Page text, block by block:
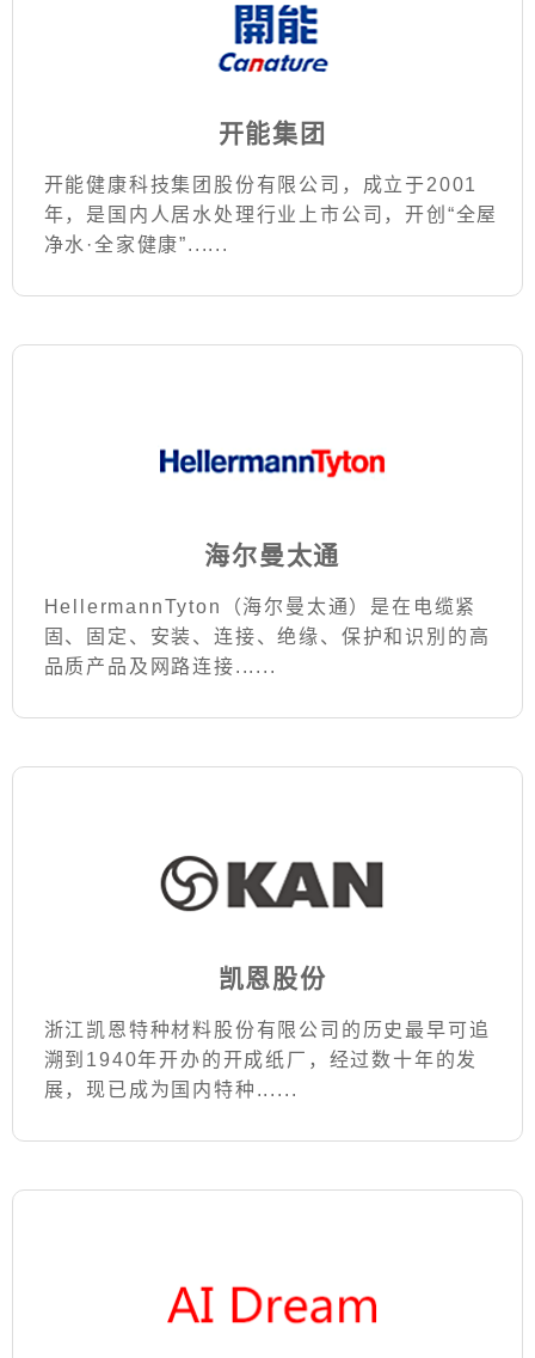
开能集团
开能健康科技集团股份有限公司，成立于2001
年，是国内人居水处理行业上市公司，开创“全屋
净水·全家健康”......
海尔曼太通
HellermannTyton（海尔曼太通）是在电缆紧
固、固定、安装、连接、绝缘、保护和识別的高
品质产品及网路连接......
凯恩股份
浙江凯恩特种材料股份有限公司的历史最早可追
溯到1940年开办的开成纸厂，经过数十年的发
展，现已成为国内特种......